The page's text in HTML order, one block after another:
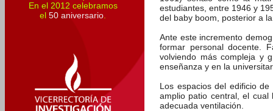
estudiantes, entre 1946 y
del baby boom, posterior a
Ante este incremento
formar personal docente.
volviendo más compleja y
enseñanza y en la
Los espacios del edificio
amplio patio central, el
adecuada ventilación.
En el 2012 celebramos
el 50 aniversario